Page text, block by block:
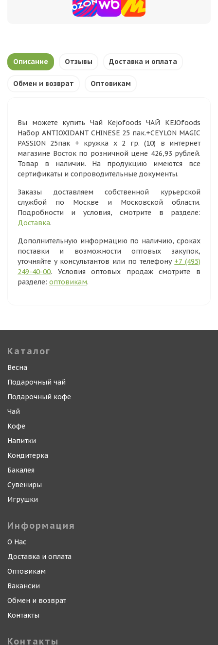
Описание Отзывы Доставка и оплата
Обмен и возврат Оптовикам
Вы можете купить Чай Kejofoods ЧАЙ KEJOfoods
Набор ANTIOXIDANT CHINESE 25 пак.+CEYLON MAGIC
PASSION 25пак + кружка х 2 гр. (10) в интернет
магазине Восток по розничной цене 426,93 рублей.
Товар в наличии. На продукцию имеются все
сертификаты и сопроводительные документы.
Заказы доставляем собственной курьерской
службой по Москве и Московской области.
Подробности и условия, смотрите в разделе:
Доставка.
Дополнительную информацию по наличию, сроках
поставки и возможности оптовых закупок,
уточняйте у консультантов или по телефону +7 (495)
249-40-00. Условия оптовых продаж смотрите в
разделе: оптовикам.
Каталог
Весна
Подарочный чай
Подарочный кофе
Чай
Кофе
Напитки
Кондитерка
Бакалея
Сувениры
Игрушки
Информация
О Нас
Доставка и оплата
Оптовикам
Вакансии
Обмен и возврат
Контакты
Контакты